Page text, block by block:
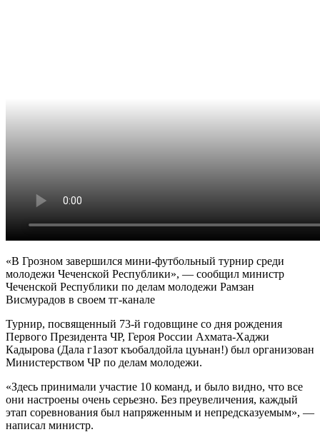
«В Грозном завершился мини-футбольный турнир среди
молодежи Чеченской Республики», — сообщил министр
Чеченской Республики по делам молодежи Рамзан
Висмурадов в своем тг-канале
Турнир, посвященный 73-й годовщине со дня рождения
Первого Президента ЧР, Героя России Ахмата-Хаджи
Кадырова (Дала г1азот къобалдойла цуьнан!) был организован
Министерством ЧР по делам молодежи.
«Здесь принимали участие 10 команд, и было видно, что все
они настроены очень серьезно. Без преувеличения, каждый
этап соревнования был напряженным и непредсказуемым», —
написал министр.